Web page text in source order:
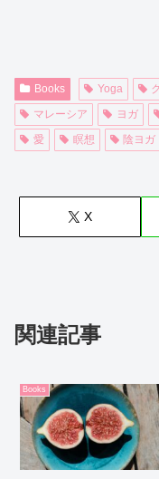
Books Yoga
マレーシア
ヨガ
愛
瞑想 陰ヨガ
X
関連記事
Books